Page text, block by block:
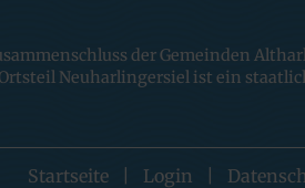
der Gemeinden
Neuharlingersiel ist ein
Startseite Login